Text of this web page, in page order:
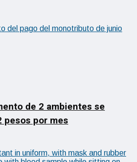
del pago del monotributo de junio
de 2 ambientes se
pesos por mes